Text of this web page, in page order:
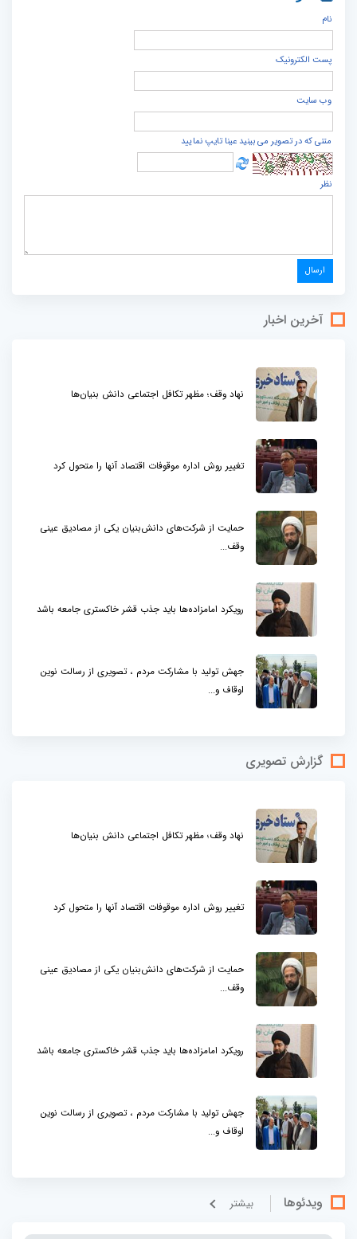
نام
پست الكترونيک
وب سایت
متنی که در تصویر می بینید عینا تایپ نمایید
نظر
آخرین اخبار
نهاد وقف؛ مظهر تکافل اجتماعی دانش بنیان‌ها
تغییر روش اداره موقوفات اقتصاد آنها را متحول کرد
حمایت از شرکت‌های دانش‌بنیان یکی از مصادیق عینی
وقف...
رویکرد امامزاده‌ها باید جذب قشر خاکستری جامعه باشد
جهش تولید با مشارکت مردم ، تصویری از رسالت نوین
اوقاف و...
گزارش تصویری
نهاد وقف؛ مظهر تکافل اجتماعی دانش بنیان‌ها
تغییر روش اداره موقوفات اقتصاد آنها را متحول کرد
حمایت از شرکت‌های دانش‌بنیان یکی از مصادیق عینی
وقف...
رویکرد امامزاده‌ها باید جذب قشر خاکستری جامعه باشد
جهش تولید با مشارکت مردم ، تصویری از رسالت نوین
اوقاف و...
ویدئوها بيشتر